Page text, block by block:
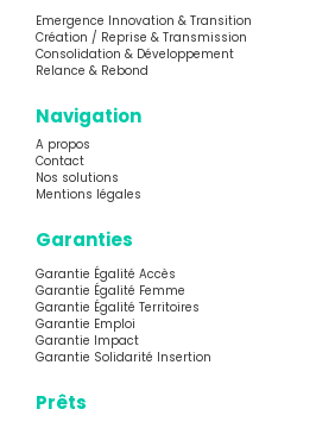
Emergence Innovation & Transition
Création / Reprise & Transmission
Consolidation & Développement
Relance & Rebond
Navigation
A propos
Contact
Nos solutions
Mentions légales
Garanties
Garantie Égalité Accès
Garantie Égalité Femme
Garantie Égalité Territoires
Garantie Emploi
Garantie Impact
Garantie Solidarité Insertion
Prêts